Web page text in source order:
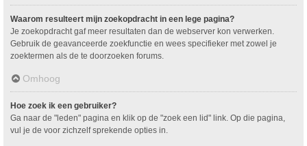
Waarom resulteert mijn zoekopdracht in een lege pagina?
Je zoekopdracht gaf meer resultaten dan de webserver kon verwerken.
Gebruik de geavanceerde zoekfunctie en wees specifieker met zowel je
zoektermen als de te doorzoeken forums.
Omhoog
Hoe zoek ik een gebruiker?
Ga naar de "leden" pagina en klik op de "zoek een lid" link. Op die pagina,
vul je de voor zichzelf sprekende opties in.